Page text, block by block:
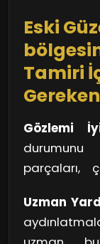
estetik artı
yaklaşalım.
Eski
Tamiri
Gözlemi
parçaları,
Uzman